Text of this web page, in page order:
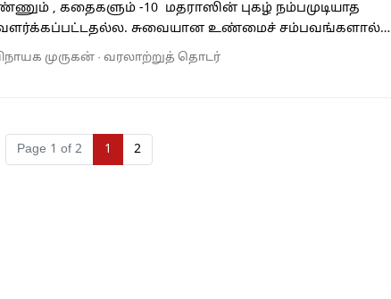
, கதைகளும் -10 மதராஸின் புகழ் நம்பமுடியாத
சுவையான உண்மைச் சம்பவங்களால்…
முருகன் ·வரலாற்றுத் தொடர்
Page 1 of 2 Current Page
1 Page
2